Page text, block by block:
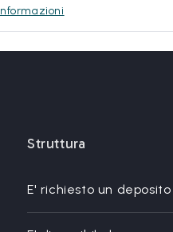
Struttura
E' richiesto un